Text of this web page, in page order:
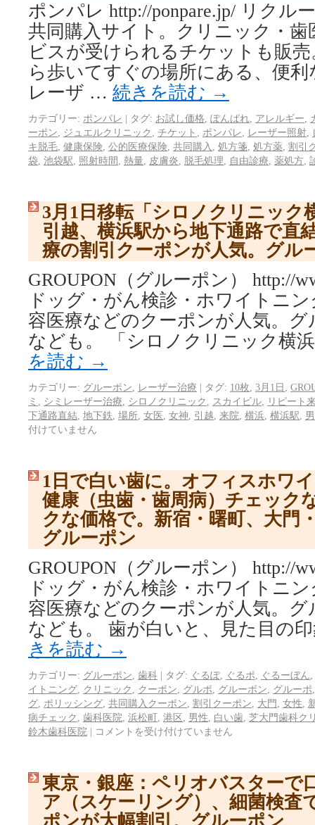
ポンパレ http://ponpare.jp/ リクル
共同購入サイト。クリニック・
ビスが受けられるチケットも販
ら歩いてすぐの場所にある、便
レーザ … 続きを読む →
カテゴリー: ポンパレ | タグ: お試し価格 ぽんぱれ アレルギー
ーポン
ジュエルクリニック チケット ポンパレ レーザー照射
キ脱毛 健康保険 公的医療保険 共同購入 処方箋 処方薬 割引
袋 池袋駅 照射時間 熱量 皮膚炎 脱毛処理 自由診療 薬処方
3月1日移転「シロノクリニック
引越、横浜駅から地下通路で直
療の割引クーポンが人気。グル
GROUPON（グルーポン） http://
ドッグ・がん検診・ホワイトニ
容医療などのクーポンが人気。
なども。 「シロノクリニック横
を読む →
カテゴリー: グルーポン レーザー治療 | タグ: 10枚 3月1日
ミ
シミレーザー治療 シロノクリニック スカイビル
リピート
下通路直結 地下鉄 場所 女医 女神 引越 来院 横浜 横浜駅
付けていません
1日で白い歯に。オフィスホワ
健康（虫歯・歯周病）チェック
クな価格で。新宿・曙町、大門
グルーポン
GROUPON（グルーポン） http://
ドッグ・がん検診・ホワイトニ
容医療などのクーポンが人気。
なども。 歯が白いと、見た目の
きを読む →
カテゴリー: グルーポン 歯科 | タグ: ぐるぽ, ぐるポ ぐるーぼん
イトニング
クリニック クーポン グルポ グルーボン グルーポ
グ ポリッシング 共同購入クーポン 割引クーポン 大門 女性
病チェック
歯科医院 浜松町 港区 男性 白い歯 芝大門歯科ク
鈴木歯科医院 | コメントを受け付けていません
東京・銀座：ペリオバスターで
ア（スケーリング）、細菌検査